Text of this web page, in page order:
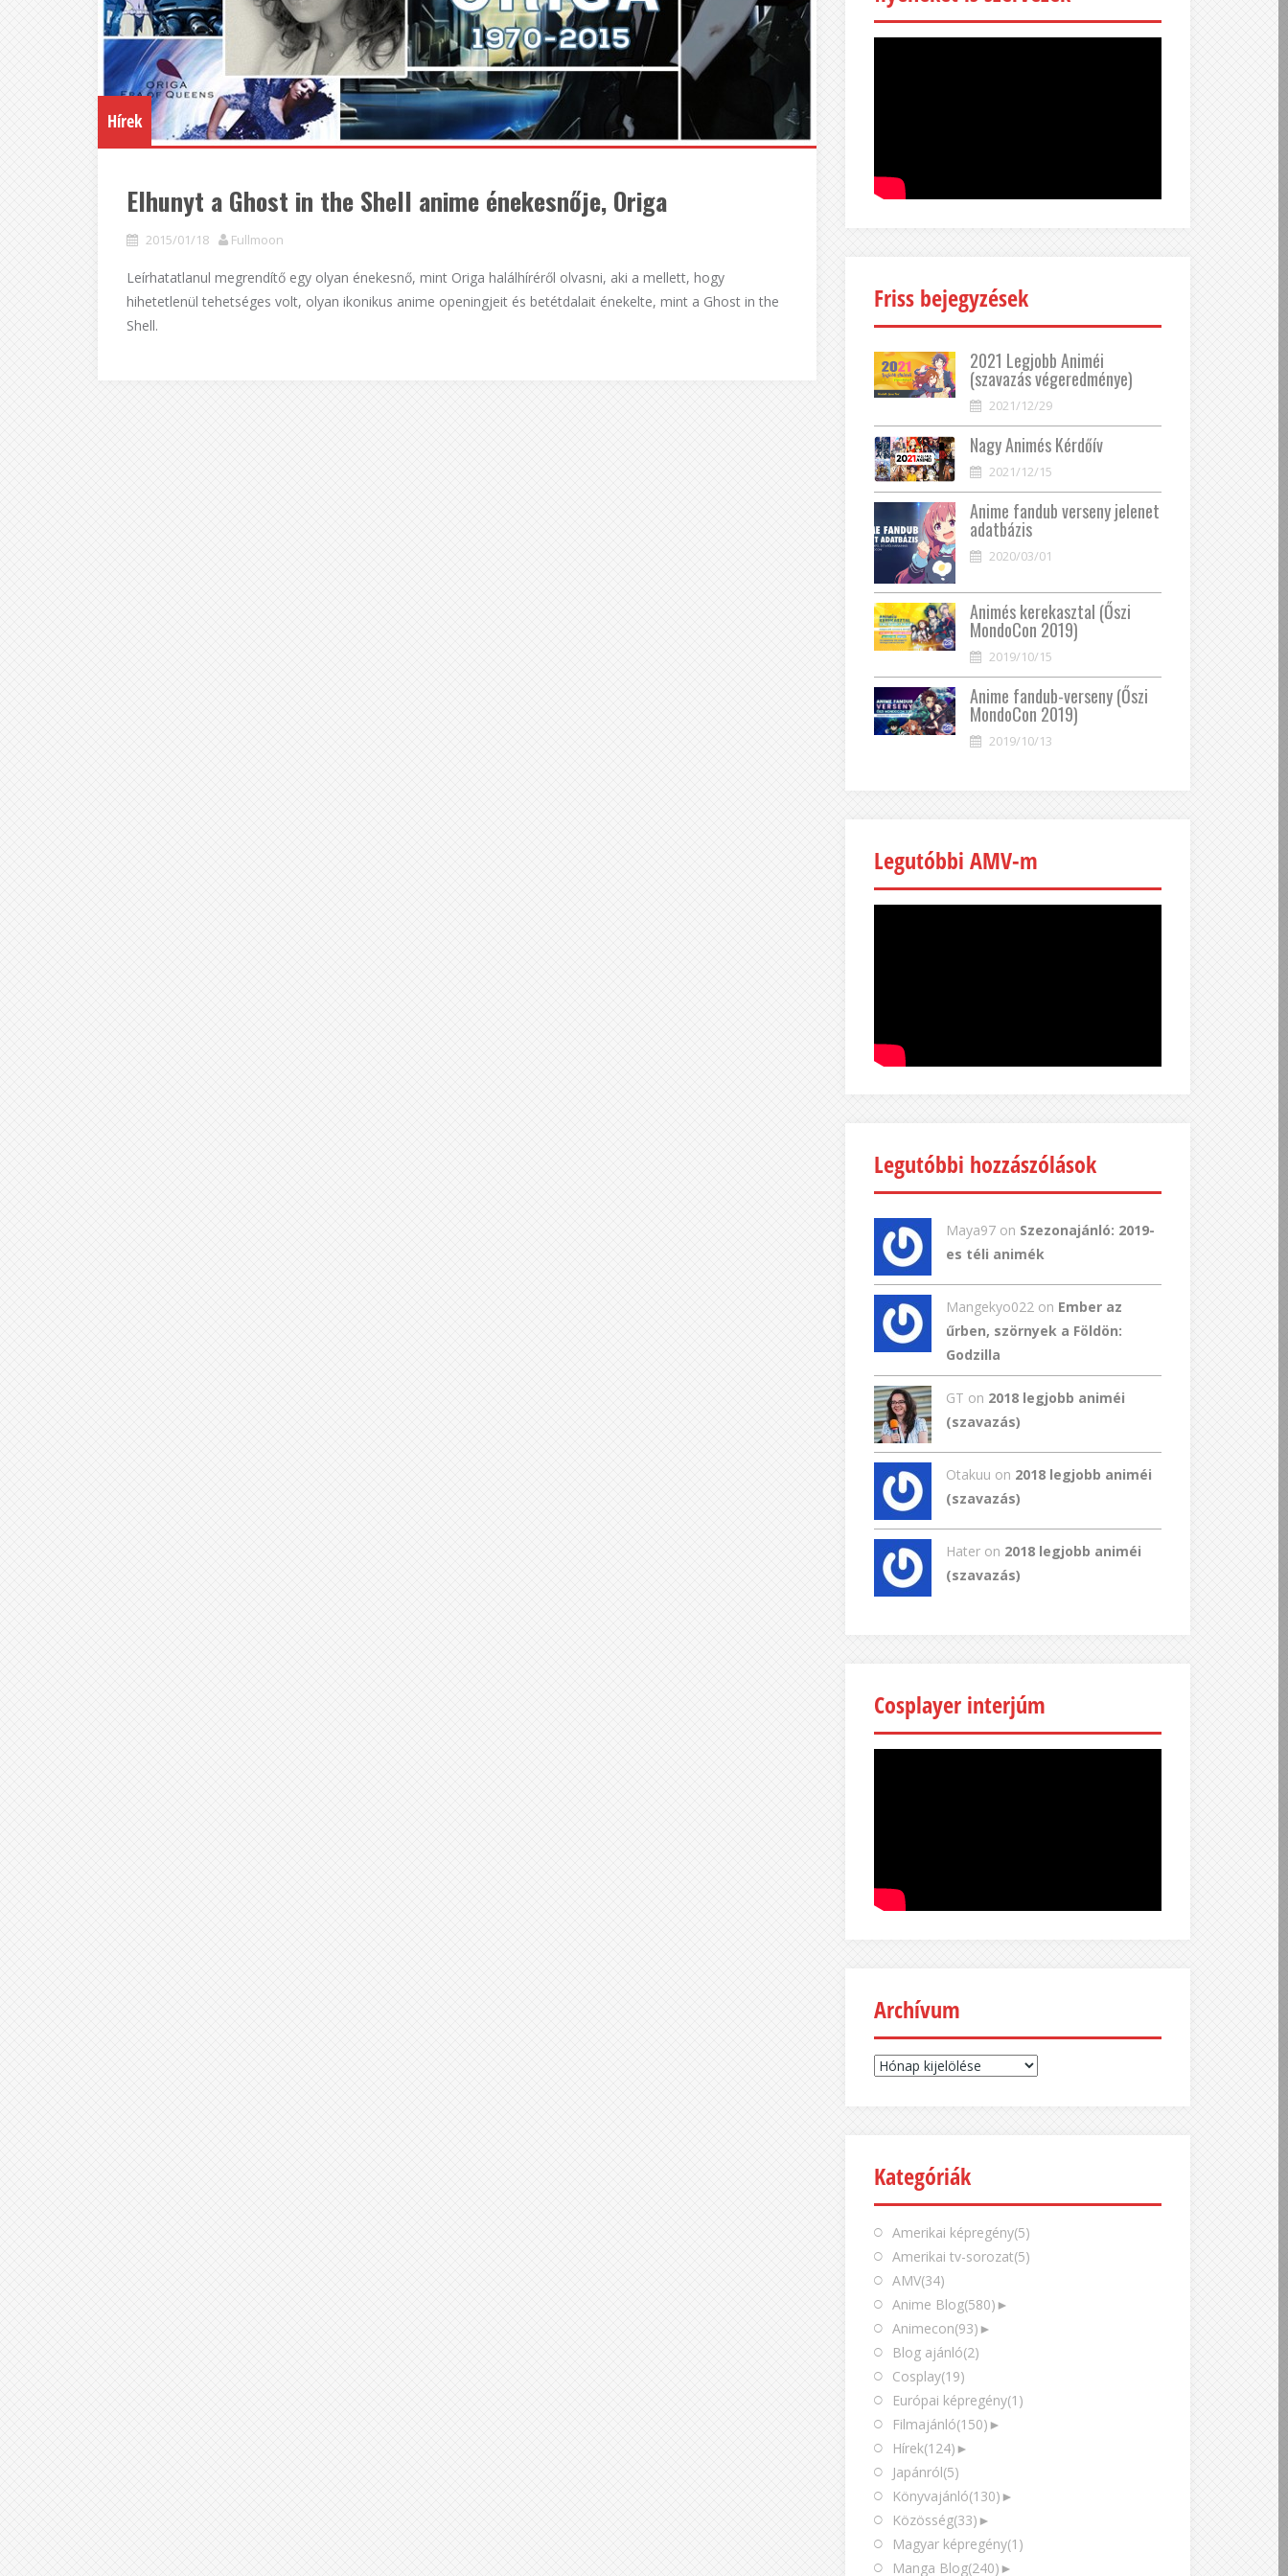
Hírek
Elhunyt a Ghost in the Shell anime énekesnője, Origa
2015/01/18 Fullmoon
Leírhatatlanul megrendítő egy olyan énekesnő, mint Origa halálhíréről olvasni, aki a mellett, hogy
hihetetlenül tehetséges volt, olyan ikonikus anime openingjeit és betétdalait énekelte, mint a Ghost in the
Shell.
Friss bejegyzések
2021 Legjobb Animéi
(szavazás végeredménye)
2021/12/29
Nagy Animés Kérdőív
2021/12/15
Anime fandub verseny jelenet
adatbázis
2020/03/01
Animés kerekasztal (Őszi
MondoCon 2019)
2019/10/15
Anime fandub-verseny (Őszi
MondoCon 2019)
2019/10/13
Legutóbbi AMV-m
Legutóbbi hozzászólások
Maya97 on Szezonajánló: 2019-
es téli animék
Mangekyo022 on Ember az
űrben, szörnyek a Földön:
Godzilla
GT on 2018 legjobb animéi
(szavazás)
Otakuu on 2018 legjobb animéi
(szavazás)
Hater on 2018 legjobb animéi
(szavazás)
Cosplayer interjúm
Archívum
Archívum
Kategóriák
Amerikai képregény(5)
Amerikai tv-sorozat(5)
AMV(34)
Anime Blog(580) ►
Animecon(93) ►
Blog ajánló(2)
Cosplay(19)
Európai képregény(1)
Filmajánló(150) ►
Hírek(124) ►
Japánról(5)
Könyvajánló(130) ►
Közösség(33) ►
Magyar képregény(1)
Manga Blog(240) ►